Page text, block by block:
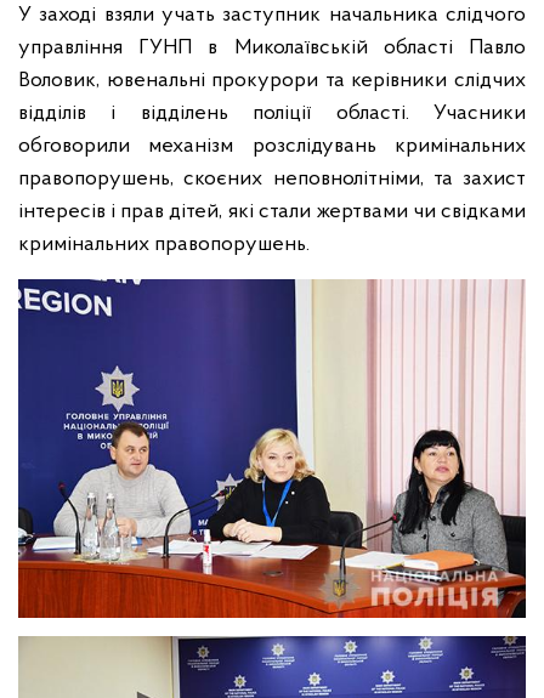
У заході взяли учать заступник начальника слідчого
управління ГУНП в Миколаївській області Павло
Воловик, ювенальні прокурори та керівники слідчих
відділів і відділень поліції області. Учасники
обговорили механізм розслідувань кримінальних
правопорушень, скоєних неповнолітніми, та захист
інтересів і прав дітей, які стали жертвами чи свідками
кримінальних правопорушень.